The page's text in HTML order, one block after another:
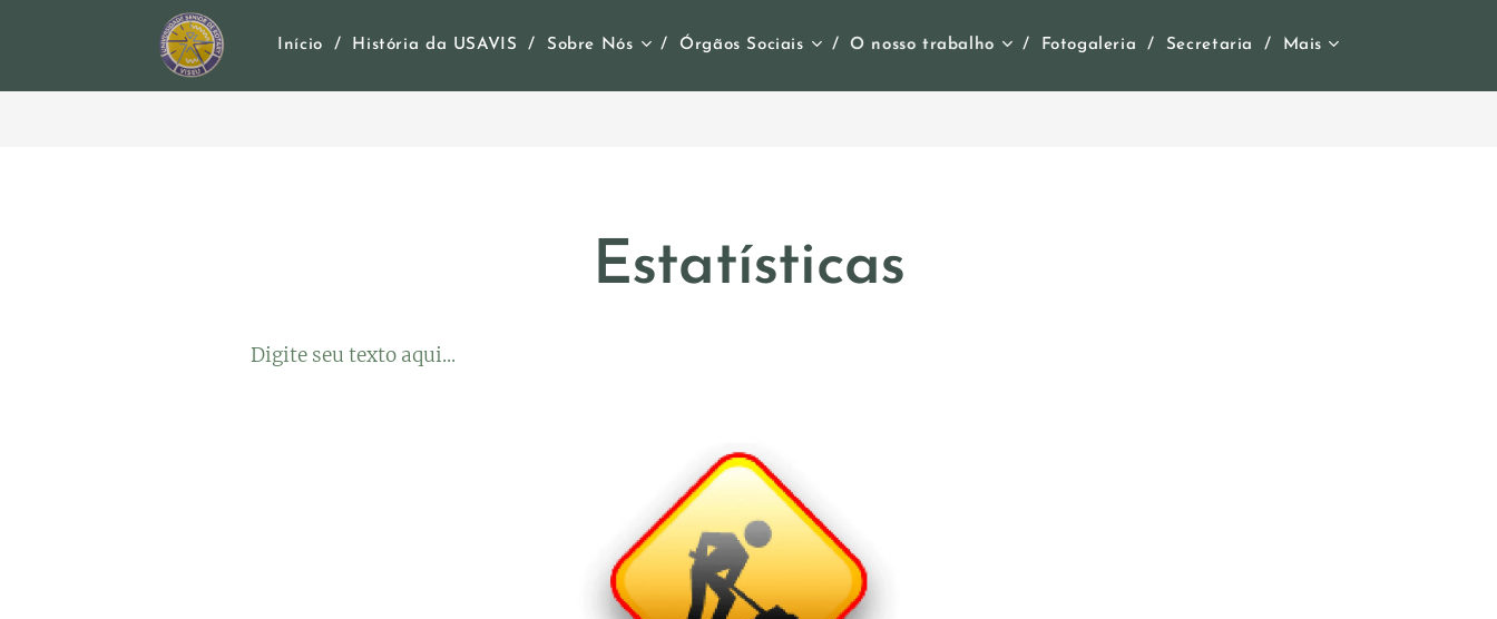
Início História da USAVIS Sobre Nós Órgãos Sociais O nosso trabalho Fotogaleria Secretaria Mais
Estatísticas
Digite seu texto aqui...